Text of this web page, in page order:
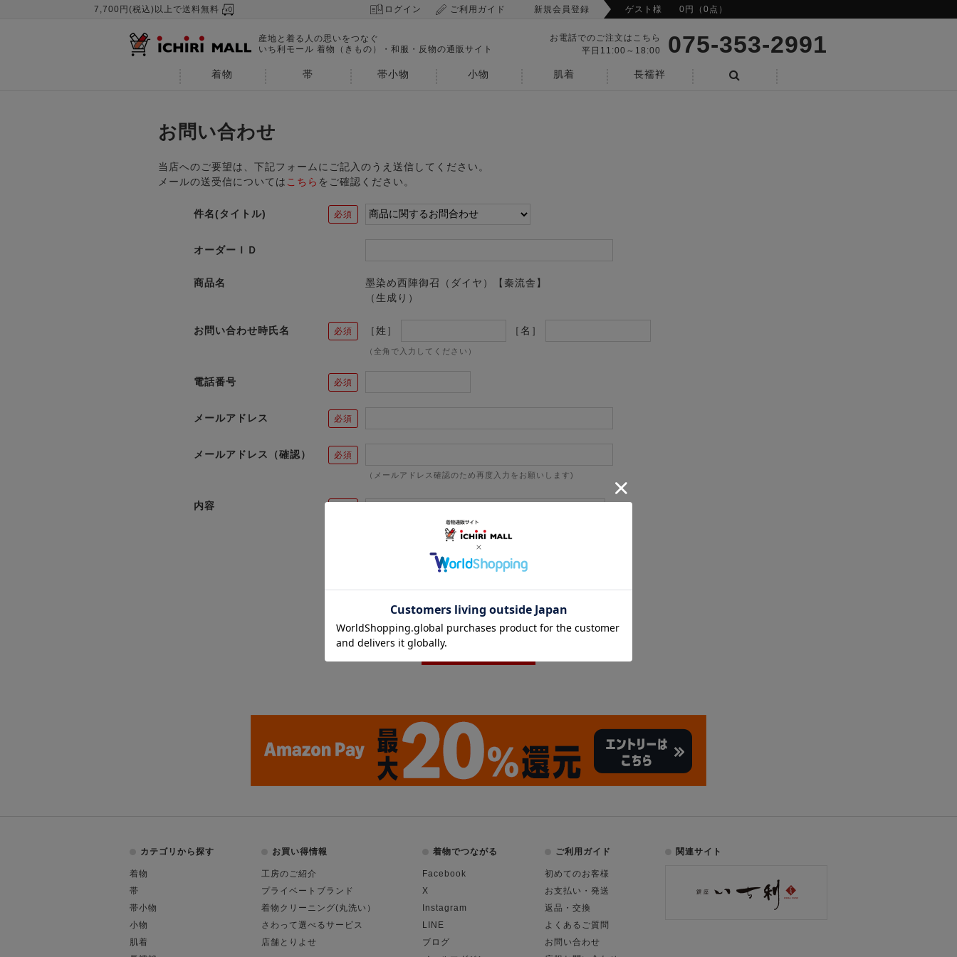
7,700円(税込)以上で送料無料 ログイン ご利用ガイド 新規会員登録 ゲスト様 0円（0点）
産地と着る人の思いをつなぐ
いち利モール 着物（きもの）・和服・反物の通販サイト
お電話でのご注文はこちら
平日11:00～18:00
075-353-2991
着物 帯 帯小物 小物 肌着
長襦袢
お問い合わせ
当店へのご要望は、下記フォームにご記入のうえ送信してください。
メールの送受信については こちら をご確認ください。
件名(タイトル)
オーダーＩＤ
商品名
墨染め西陣御召（ダイヤ）【秦流舎】
（生成り）
お問い合わせ時氏名 ［姓］ ［名］
（全角で入力してください）
電話番号
メールアドレス
メールアドレス（確認）
（メールアドレス確認のため再度入力をお願いします)
内容
カテゴリから探す
着物
帯
帯小物
小物
肌着
お買い得情報
工房のご紹介
プライベートブランド
着物クリーニング(丸洗い）
さわって選べるサービス
店舗とりよせ
着物でつながる
Facebook
X
Instagram
LINE
ブログ
ご利用ガイド
初めてのお客様
お支払い・発送
返品・交換
よくあるご質問
お問い合わせ
関連サイト